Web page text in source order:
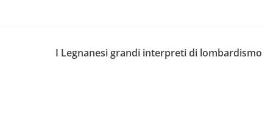
I Legnanesi grandi interpreti di lombardismo